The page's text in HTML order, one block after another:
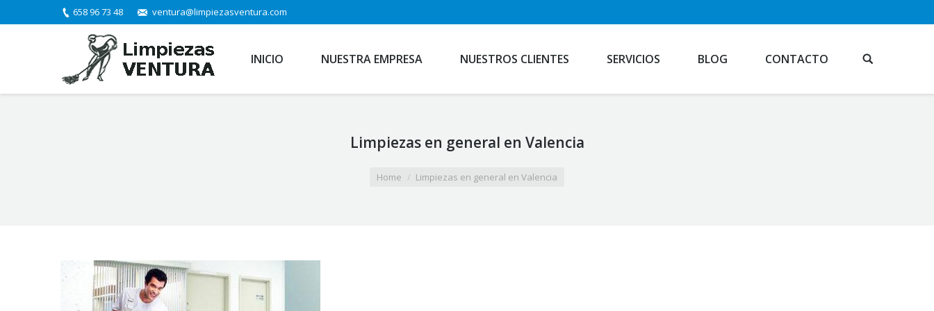
658 96 73 48 ventura@limpiezasventura.com
INICIO NUESTRA EMPRESA NUESTROS CLIENTES SERVICIOS BLOG CONTACTO
Limpiezas en general en Valencia
Home Limpiezas en general en Valencia